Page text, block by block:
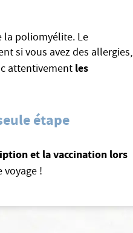
la poliomyélite. Le
si vous avez des allergies,
attentivement les
étape
et la vaccination lors
!